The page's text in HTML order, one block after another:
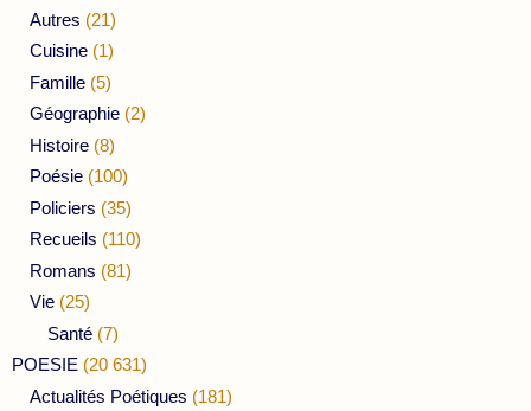
Autres (21)
Cuisine (1)
Famille (5)
Géographie (2)
Histoire (8)
Poésie (100)
Policiers (35)
Recueils (110)
Romans (81)
Vie (25)
Santé (7)
POESIE (20 631)
Actualités Poétiques (181)